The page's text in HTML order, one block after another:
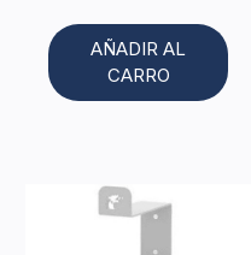
AÑADIR AL
CARRO